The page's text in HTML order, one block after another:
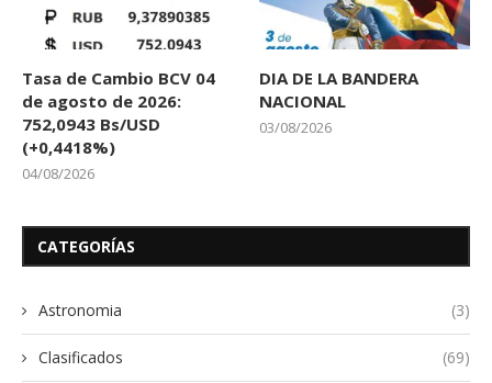
Tasa de Cambio BCV 04
de agosto de 2026:
752,0943 Bs/USD
(+0,4418%)
04/08/2026
DIA DE LA BANDERA
NACIONAL
03/08/2026
CATEGORÍAS
Astronomia (3)
Clasificados (69)